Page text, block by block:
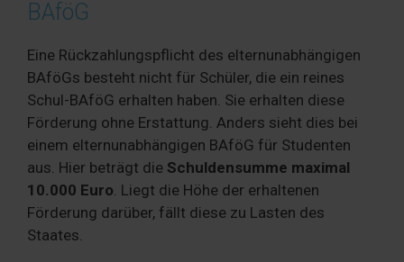
BAföG
Eine Rückzahlungspflicht des elternunabhängigen
BAföGs besteht nicht für Schüler, die ein reines
Schul-BAföG erhalten haben. Sie erhalten diese
Förderung ohne Erstattung. Anders sieht dies bei
einem elternunabhängigen BAföG für Studenten
aus. Hier beträgt die Schuldensumme maximal
10.000 Euro. Liegt die Höhe der erhaltenen
Förderung darüber, fällt diese zu Lasten des
Staates.